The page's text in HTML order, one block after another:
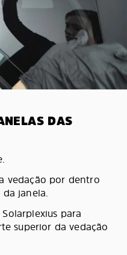
DAS
vedação por dentro
janela.
para
superior da vedação